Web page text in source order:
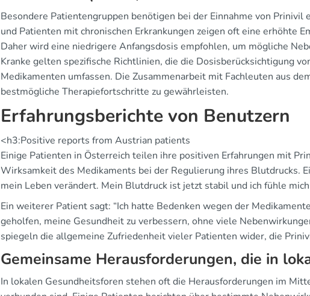
Besondere Patientengruppen benötigen bei der Einnahme von
und Patienten mit chronischen Erkrankungen zeigen oft eine erhöhte
Daher wird eine niedrigere Anfangsdosis empfohlen, um mögliche
Kranke gelten spezifische Richtlinien, die die Dosisberücksichtigung
Medikamenten umfassen. Die Zusammenarbeit mit Fachleuten aus
bestmögliche Therapiefortschritte zu gewährleisten.
Erfahrungsberichte von Benutzern
<h3:Positive reports from Austrian patients
Einige Patienten in Österreich teilen ihre positiven Erfahrungen mit
Wirksamkeit des Medikaments bei der Regulierung ihres Blutdrucks.
mein Leben verändert. Mein Blutdruck ist jetzt stabil und ich fühle
Ein weiterer Patient sagt: “Ich hatte Bedenken wegen der
geholfen, meine Gesundheit zu verbessern, ohne viele
spiegeln die allgemeine Zufriedenheit vieler Patienten wider, die
Gemeinsame Herausforderungen, die in
In lokalen Gesundheitsforen stehen oft die Herausforderungen im